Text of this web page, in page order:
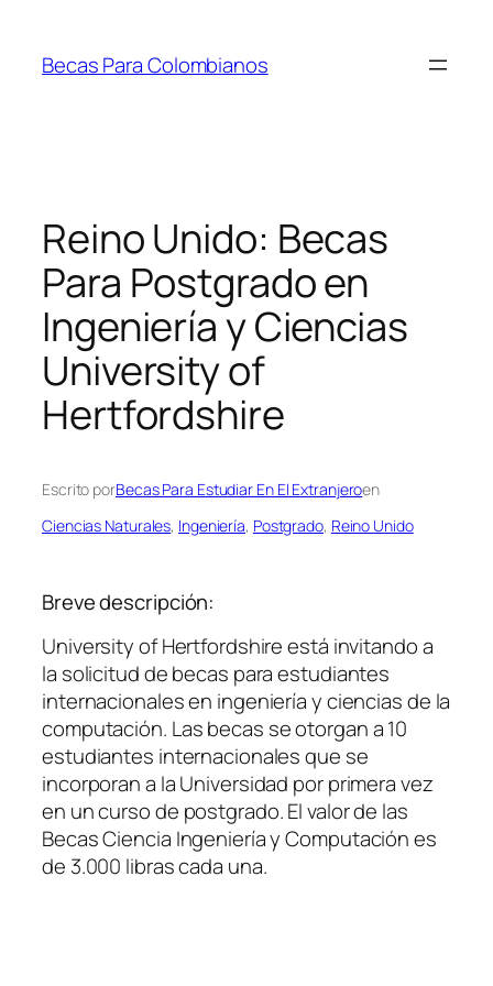
contenido
Becas Para Colombianos
Reino Unido: Becas
Para Postgrado en
Ingeniería y Ciencias
University of
Hertfordshire
Escrito porBecas Para Estudiar En El Extranjeroen
Ciencias Naturales, Ingeniería, Postgrado, Reino Unido
Breve descripción:
University of Hertfordshire está invitando a
la solicitud de becas para estudiantes
internacionales en ingeniería y ciencias de la
computación. Las becas se otorgan a 10
estudiantes internacionales que se
incorporan a la Universidad por primera vez
en un curso de postgrado. El valor de las
Becas Ciencia Ingeniería y Computación es
de 3.000 libras cada una.